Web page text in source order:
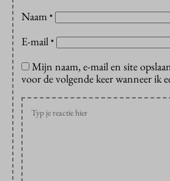
Naam *
E-mail *
Mijn naam, e-mail en site
voor de volgende keer wanneer ik